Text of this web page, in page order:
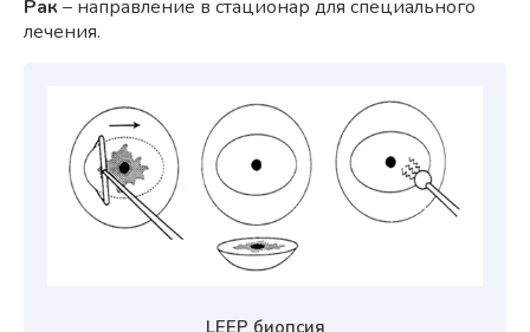
Рак– направление в стационар для специального
лечения.